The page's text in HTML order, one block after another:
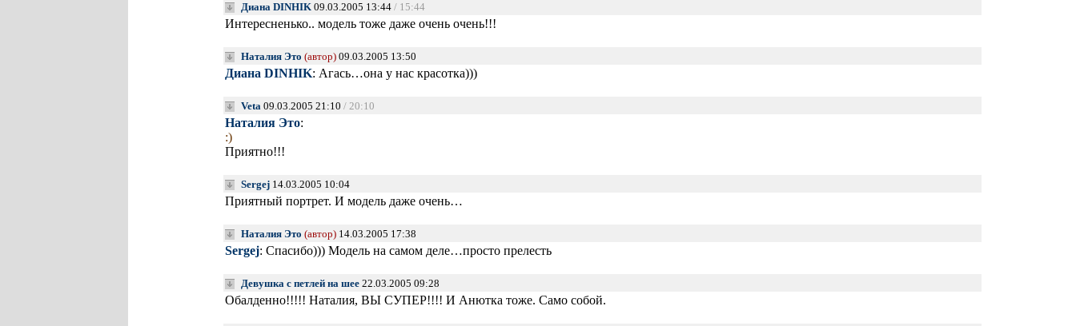
Диана DINHIK09.03.2005 13:44 / 15:44
Интересненько.. модель тоже даже очень очень!!!
Наталия Это (автор)09.03.2005 13:50
Диана DINHIK: Агась…она у нас красотка)))
Veta09.03.2005 21:10 / 20:10
Наталия Это:
:)
Приятно!!!
Sergej14.03.2005 10:04
Приятный портрет. И модель даже очень…
Наталия Это (автор)14.03.2005 17:38
Sergej: Спасибо))) Модель на самом деле…просто прелесть
Девушка с петлей на шее22.03.2005 09:28
Обалденно!!!!! Наталия, ВЫ СУПЕР!!!! И Анютка тоже. Само собой.